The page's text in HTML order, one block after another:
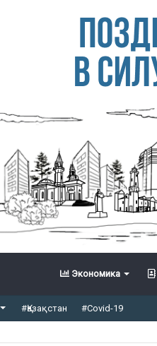
Экономика
#Қазақстан #Covid-19